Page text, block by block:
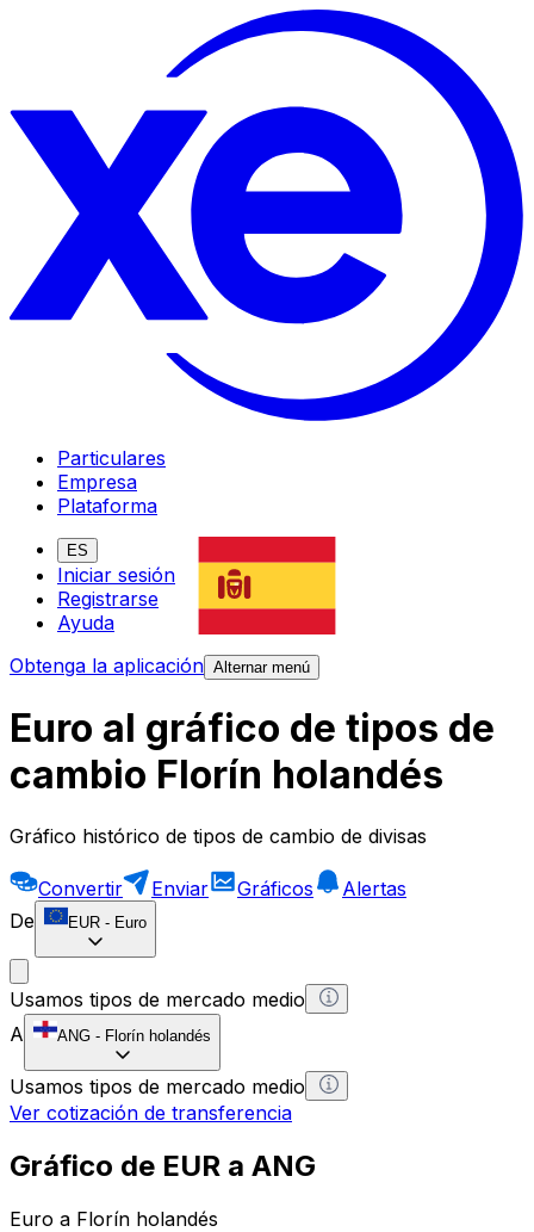
Particulares
Empresa
Plataforma
ES
Iniciar sesión
Registrarse
Ayuda
Obtenga la aplicación Alternar menú
Euro al gráfico de tipos de
cambio Florín holandés
Gráfico histórico de tipos de cambio de divisas
Convertir Enviar Gráficos
Alertas
De
EUR - Euro
Usamos tipos de mercado medio
A
ANG - Florín holandés
Usamos tipos de mercado medio
Ver cotización de transferencia
Gráfico de EUR a ANG
Euro a Florín holandés